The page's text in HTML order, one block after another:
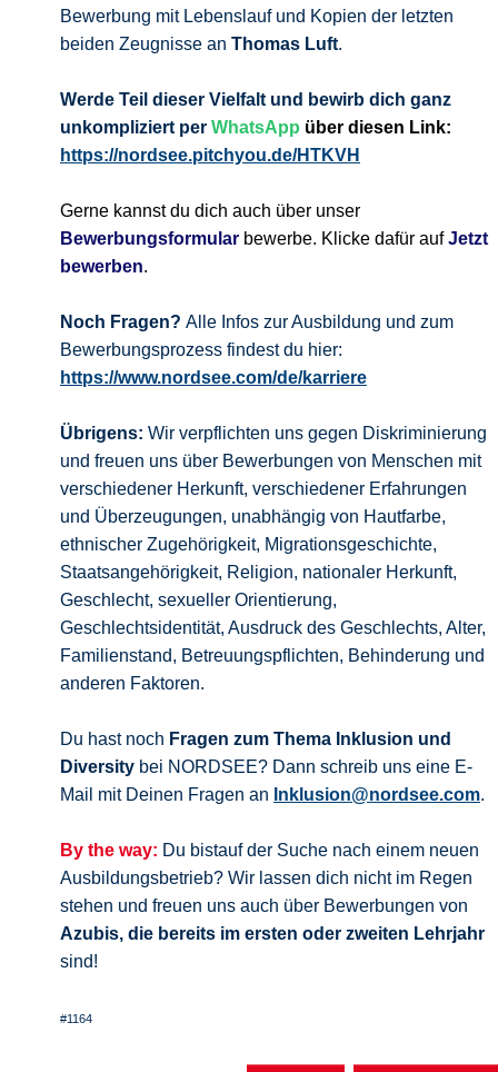
Bewerbung mit Lebenslauf und Kopien der letzten
beiden Zeugnisse an Thomas Luft.
Werde Teil dieser Vielfalt und bewirb dich ganz
unkompliziert per WhatsApp über diesen Link:
https://nordsee.pitchyou.de/HTKVH
Gerne kannst du dich auch über unser
Bewerbungsformular bewerbe. Klicke dafür aufJetzt
bewerben.
Noch Fragen? Alle Infos zur Ausbildung und zum
Bewerbungsprozess findest du hier:
https://www.nordsee.com/de/karriere
Übrigens: Wir verpflichten uns gegen Diskriminierung
und freuen uns über Bewerbungen von Menschen mit
verschiedener Herkunft, verschiedener Erfahrungen
und Überzeugungen, unabhängig von Hautfarbe,
ethnischer Zugehörigkeit, Migrationsgeschichte,
Staatsangehörigkeit, Religion, nationaler Herkunft,
Geschlecht, sexueller Orientierung,
Geschlechtsidentität, Ausdruck des Geschlechts, Alter,
Familienstand, Betreuungspflichten, Behinderung und
anderen Faktoren.
Du hast noch Fragen zum Thema Inklusion und
Diversity bei NORDSEE? Dann schreib uns eine E-
Mail mit Deinen Fragen an Inklusion@nordsee.com.
By the way: Du bistauf der Suche nach einem neuen
Ausbildungsbetrieb? Wir lassen dich nicht im Regen
stehen und freuen uns auch über Bewerbungen von
Azubis, die bereits im ersten oder zweiten Lehrjahr
sind!
#1164